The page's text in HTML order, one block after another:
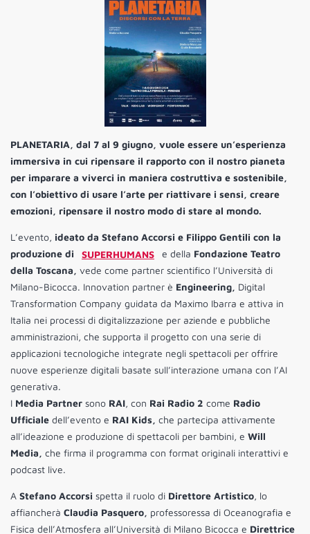
PLANETARIA, dal 7 al 9 giugno, vuole essere un’esperienza
immersiva in cui ripensare il rapporto con il nostro pianeta
per imparare a viverci in maniera costruttiva e sostenibile,
con l’obiettivo di usare l’arte per riattivare i sensi, creare
emozioni, ripensare il nostro modo di stare al mondo.
L’evento, ideato da Stefano Accorsi e Filippo Gentili con la
produzione di
SUPERHUMANS e della Fondazione Teatro
della Toscana, vede come partner scientifico l’Università di
Milano-Bicocca. Innovation partner è Engineering, Digital
Transformation Company ​​guidata da Maximo Ibarra e attiva in
Italia nei processi di digitalizzazione per aziende e pubbliche
amministrazioni, che supporta il progetto con una serie di
applicazioni tecnologiche integrate negli spettacoli per offrire
nuove esperienze digitali basate sull’interazione umana con l’AI
generativa.
I Media Partner sono RAI, con Rai Radio 2 come Radio
Ufficiale dell’evento e RAI Kids, che partecipa attivamente
all’ideazione e produzione di spettacoli per bambini, e Will
Media, che firma il programma con format originali interattivi e
podcast live.
A Stefano Accorsi spetta il ruolo di Direttore Artistico, lo
affiancherà Claudia Pasquero, professoressa di Oceanografia e
Fisica dell’Atmosfera all’Università di Milano Bicocca e Direttrice